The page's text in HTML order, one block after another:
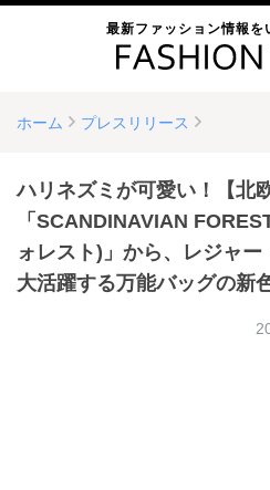
最新ファッション情報を
ホーム プレスリリース
ハリネズミが可愛い！【北
「SCANDINAVIAN
ォレスト)」から、レジャ
大活躍する万能バッグの新